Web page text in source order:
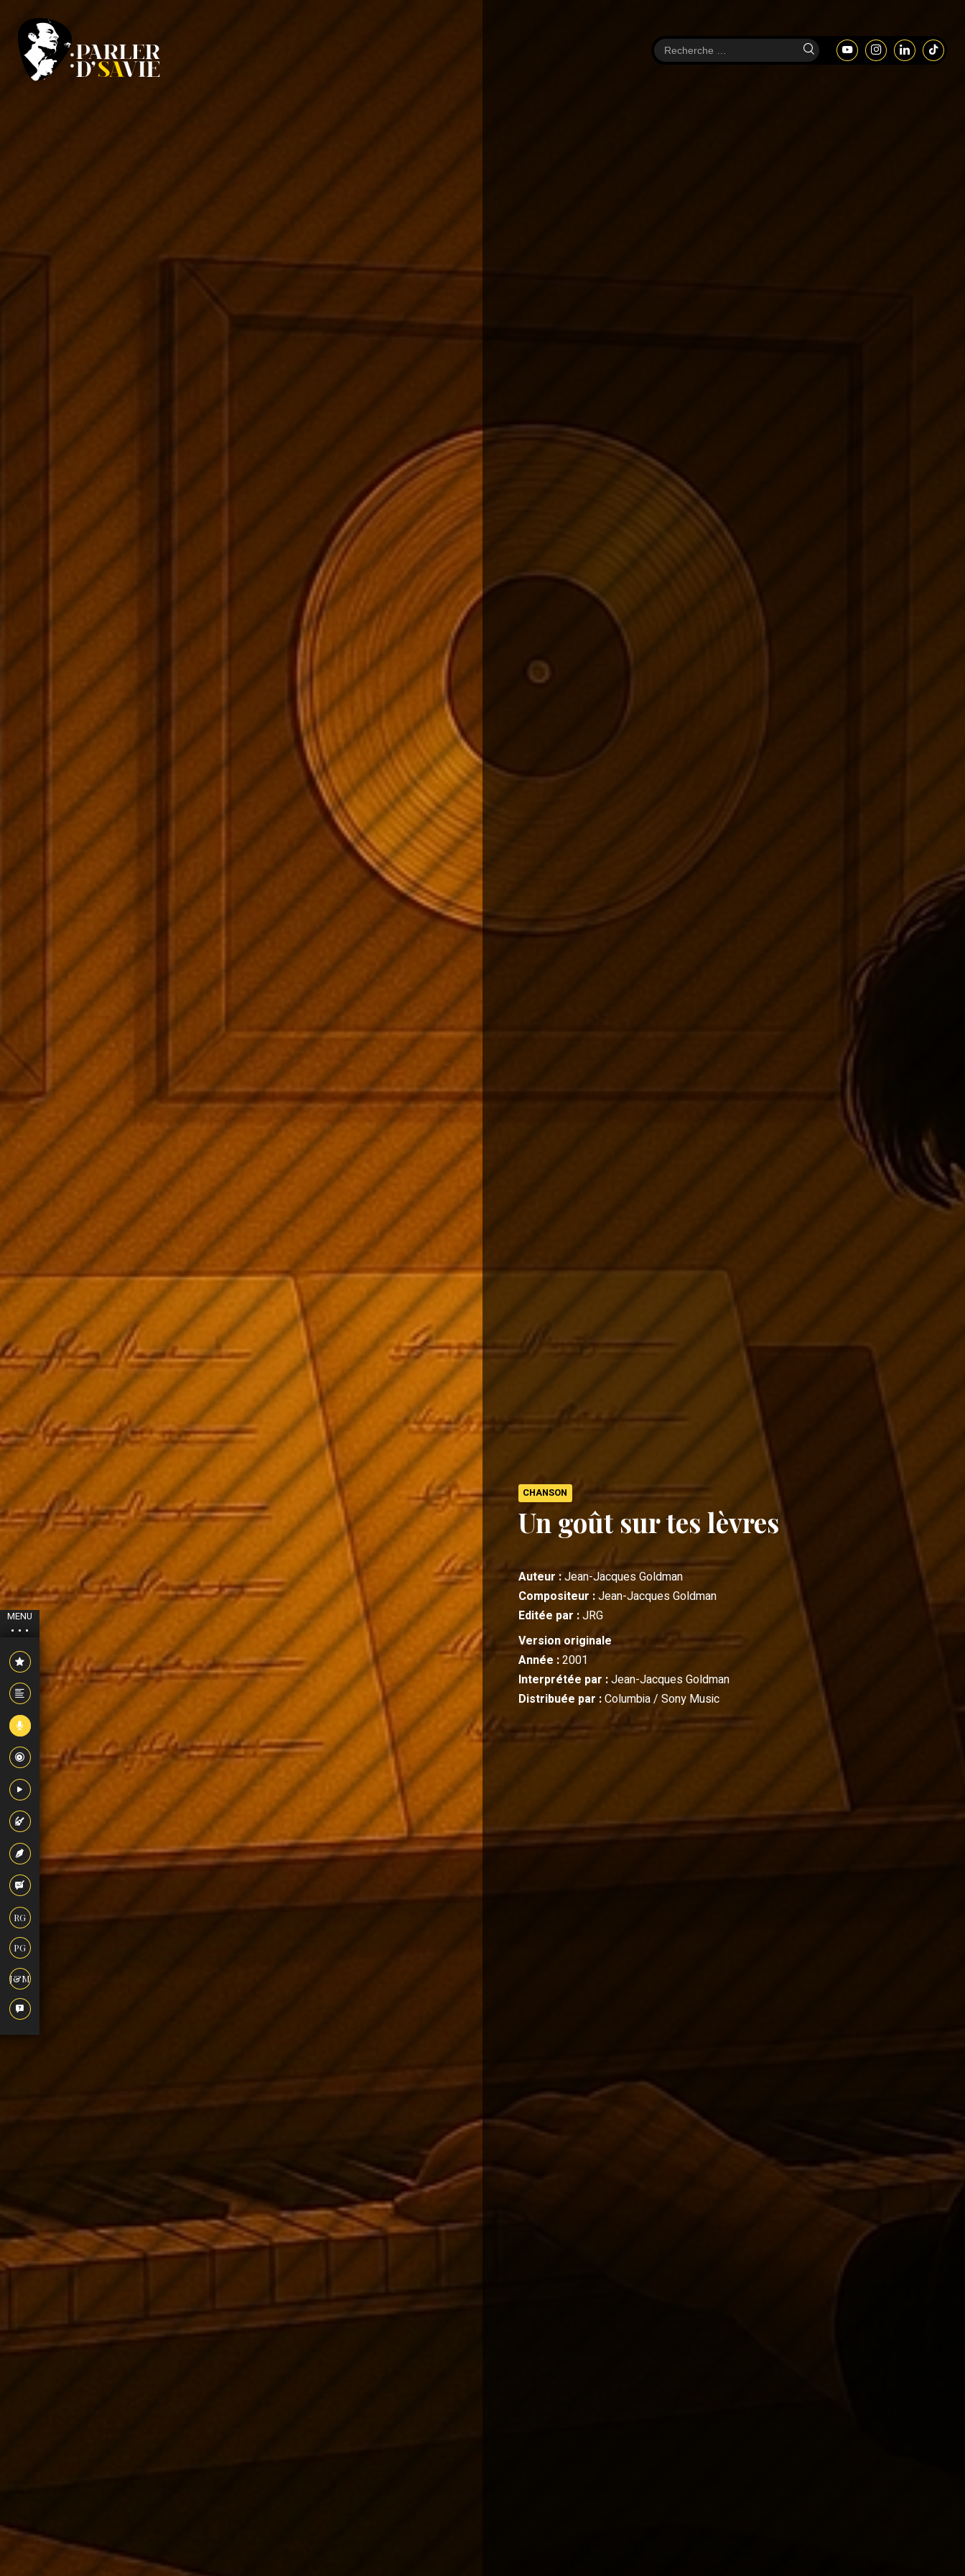
MENU
RG
PG
J&M
CHANSON
Un goût sur tes lèvres
Auteur :Jean-Jacques Goldman
Compositeur :Jean-Jacques Goldman
Editée par :JRG
Version originale
Année :2001
Interprétée par :Jean-Jacques Goldman
Distribuée par :Columbia / Sony Music